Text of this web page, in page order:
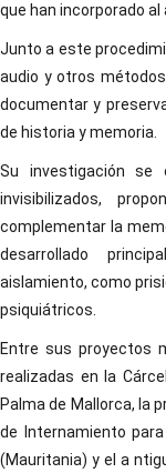
que han incorporado
Junto a este
audio y otros
documentar y
de historia y memoria.
Su investigación se
invisibilizados,
complementar la
desarrollado
aislamiento, como
psiquiátricos.
Entre sus proyectos
realizadas en la
Palma de Mallorca, la
de Internamiento
(Mauritania) y el a